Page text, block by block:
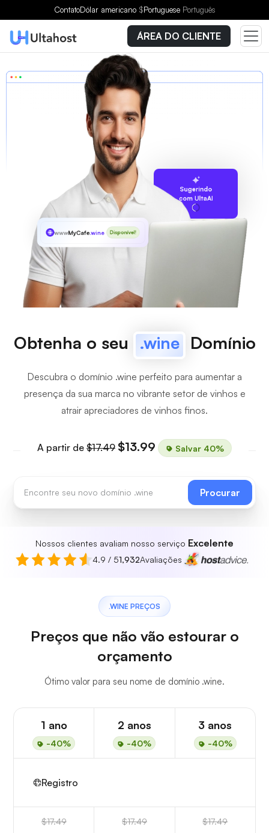
ContatoDólar americano $Portuguese Português
ÁREA DO CLIENTE
Sugerindo
com UltaAI
wwwMyCafe.wine Disponível!
Obtenha o seu .wine Domínio
Descubra o domínio .wine perfeito para aumentar a
presença da sua marca no vibrante setor de vinhos e
atrair apreciadores de vinhos finos.
A partir de $17.49 $13.99 Salvar 40%
Procurar
Nossos clientes avaliam nosso serviço Excelente
4.9 / 51,932Avaliações
.WINE PREÇOS
Preços que não vão estourar o
orçamento
Ótimo valor para seu nome de domínio .wine.
1 ano
-40%
2 anos
-40%
3 anos
-40%
Registro
$17.49 $17.49 $17.49